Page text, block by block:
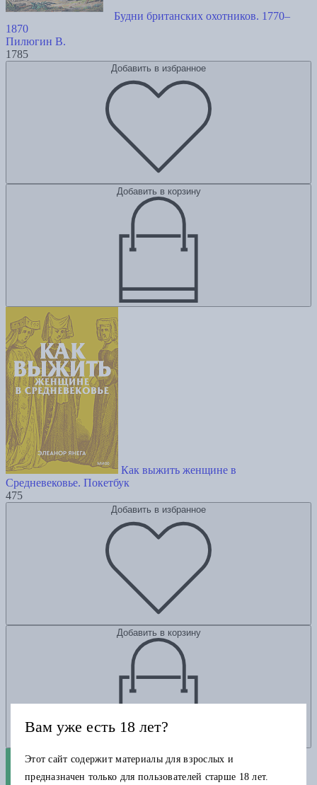
Будни британских охотников. 1770–
1870
Пилюгин В.
1785
Добавить в избранное
Добавить в корзину
Как выжить женщине в
Средневековье. Покетбук
475
Добавить в избранное
Добавить в корзину
Вам уже есть 18 лет?
Этот сайт содержит материалы для взрослых и
предназначен только для пользователей старше 18 лет.